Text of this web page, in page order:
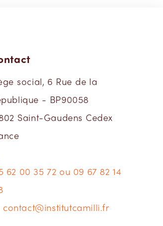
social, 6 Rue de la
- BP90058
Saint-Gaudens Cedex
62 00 35 72 ou 09 67 82 14
contact@institutcamilli.fr